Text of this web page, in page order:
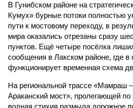
В Гунибском районе на
Кумух» бурные потоки полностью
пути к мостовому переходу, в
мира оказались отрезаны сразу
пунктов. Ещё четыре посёлка
сообщения в Лакском районе, где
функционирует временная схема
На региональной трассе «Мамраш
Араканский мост», пролегающей по
водная стихия размыла дорожное